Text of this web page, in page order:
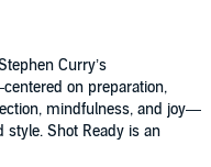
Curry’s
on preparation,
mindfulness, and joy—
style. Shot Ready is an